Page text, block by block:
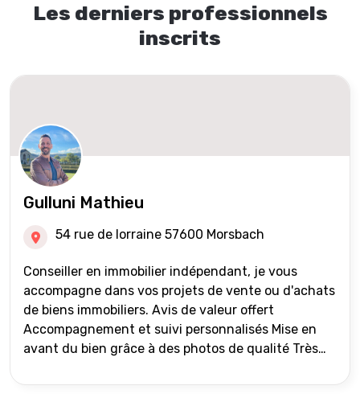
Les derniers professionnels
inscrits
Gulluni Mathieu
54 rue de lorraine 57600 Morsbach
Conseiller en immobilier indépendant, je vous
accompagne dans vos projets de vente ou d'achats
de biens immobiliers. Avis de valeur offert
Accompagnement et suivi personnalisés Mise en
avant du bien grâce à des photos de qualité Très
international) Validation du financement des